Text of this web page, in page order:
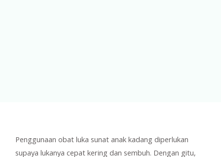
Penggunaan obat luka sunat anak kadang diperlukan
supaya lukanya cepat kering dan sembuh. Dengan gitu,